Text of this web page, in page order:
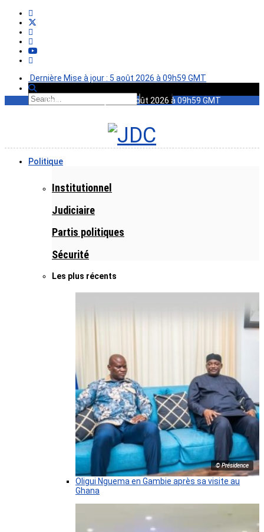
Dernière Mise à jour : 5 août 2026 à 09h59 GMT
Dernière Mise à jour : 5 août 2026 à 09h59 GMT
Politique
Institutionnel
Judiciaire
Partis politiques
Sécurité
Les plus récents
© Présidence
Oligui Nguema en Gambie après sa visite au
Ghana